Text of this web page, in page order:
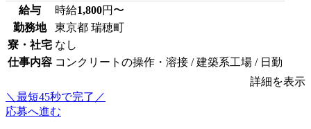
給与 時給1,800円〜
勤務地
東京都 瑞穂町
寮・社宅 なし
仕事内容 コンクリートの操作・溶接 / 建築系工場 / 日勤
詳細を表示
＼最短45秒で完了／
応募へ進む